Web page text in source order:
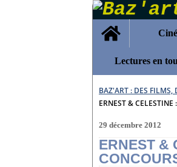
Home
Lectures en
BAZ'ART : DES FILMS,
ERNEST &
29 décembre 2012
ERNEST &